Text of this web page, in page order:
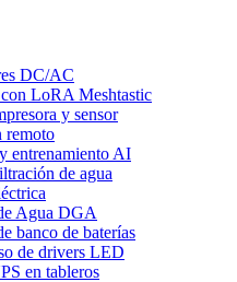
DC/AC
LoRA Meshtastic
y sensor
remoto
entrenamiento AI
de agua
Agua DGA
banco de baterías
de drivers LED
en tableros